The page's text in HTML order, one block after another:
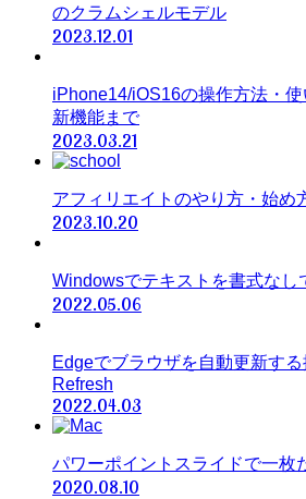
のクラムシェルモデル
2023.12.01
iPhone14/iOS16の操作方法・
新機能まで
2023.03.21
アフィリエイトのやり方・始め
2023.10.20
Windowsでテキストを書式なし
2022.05.06
Edgeでブラウザを自動更新す
Refresh
2022.04.03
パワーポイントスライドで一枚
2020.08.10